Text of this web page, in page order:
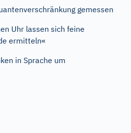
gemessen
Uhr lassen sich feine
ermitteln«
in Sprache um